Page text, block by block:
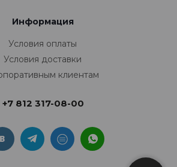
Информация
Условия оплаты
Условия доставки
клиентам
+7 812 317-08-00